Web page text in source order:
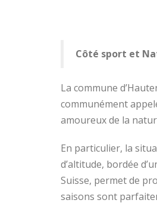
Côté sport et
La commune
communément
amoureux de la
En particulier, la
d’altitude, bordée
Suisse, permet de
saisons sont